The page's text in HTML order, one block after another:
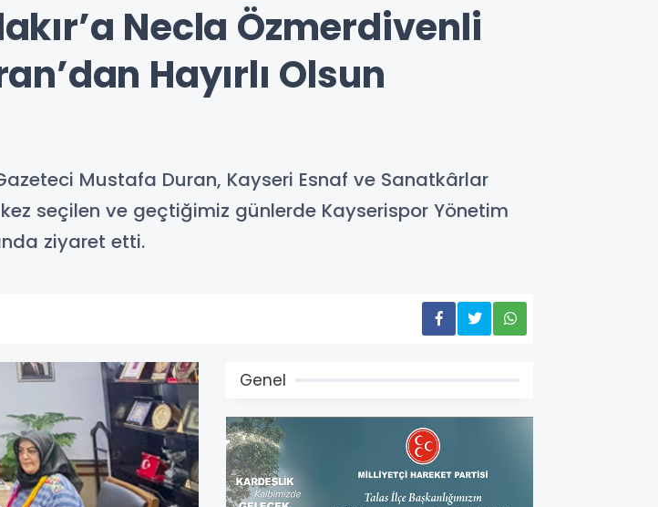
Necla Özmerdivenli
Hayırlı Olsun
Mustafa Duran, Kayseri Esnaf ve Sanatkârlar
kez seçilen ve geçtiğimiz günlerde Kayserispor Yönetim
ziyaret etti.
Genel